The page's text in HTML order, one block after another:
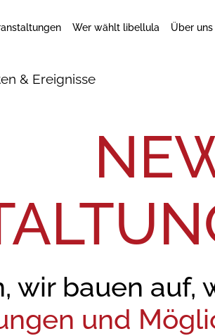
Wer wählt libellula Über uns
& Ereignisse
wir bauen auf,
und